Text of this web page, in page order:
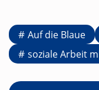
Auf die Blaue
soziale Arbeit